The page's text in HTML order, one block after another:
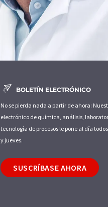
BOLETÍN ELECTRÓNICO
No se pierda nada a partir de ahora:
electrónico de química, análisis,
tecnología de procesos le pone al día
y jueves.
SUSCRÍBASE AHORA